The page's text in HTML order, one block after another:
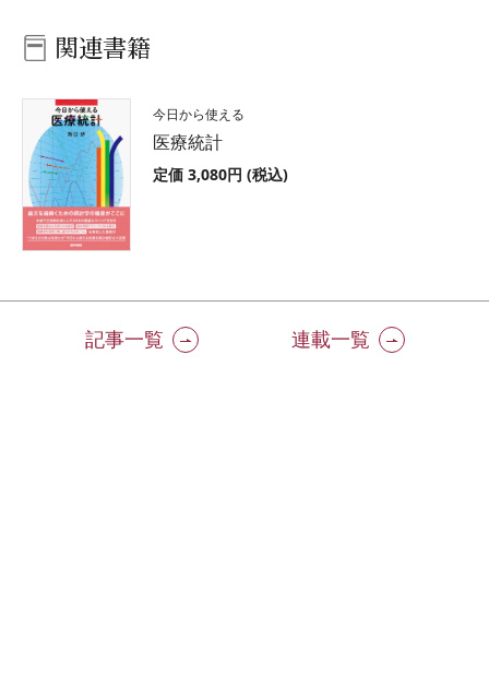
関連書籍
今日から使える
医療統計
定価 3,080円 (税込)
記事一覧 連載一覧